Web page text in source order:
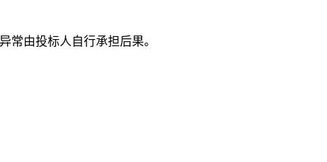
由投标人自行承担后果。